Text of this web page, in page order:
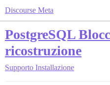
Discourse Meta
PostgreSQL
ricostruzione
Supporto Installazione